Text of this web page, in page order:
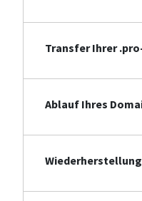
Transfer Ihrer
Ablauf Ihres